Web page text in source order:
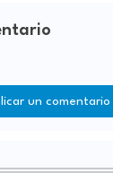
un comentario